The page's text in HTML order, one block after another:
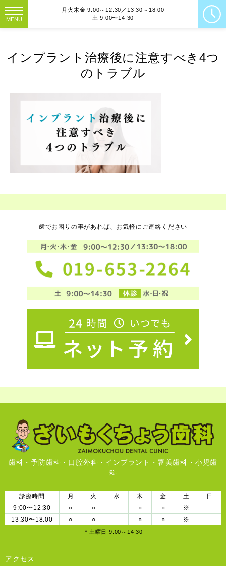
MENU
月火木金 9:00～12:30／13:30～18:00
土 9:00〜14:30
インプラント治療後に注意すべき4つ
のトラブル
歯でお困りの事があれば、お気軽にご連絡ください
歯科・予防歯科・口腔外科・インプラント・審美歯科・小児歯
科
診療時間 月 火 水 木 金 土
日
9:00〜12:30
○ ○ - ○ ○ ※
-
13:30〜18:00
○ ○ - ○ ○ ※ -
＊土曜日 9:00～14:30
アクセス